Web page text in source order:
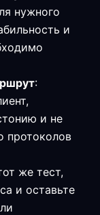
нужного
и
:
и не
протоколов
же тест,
и оставьте